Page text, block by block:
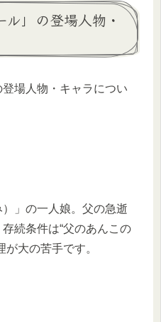
ル」の登場人物・
登場人物・キャラについ
」の一人娘。父の急逝
続条件は“父のあんこの
大の苦手です。